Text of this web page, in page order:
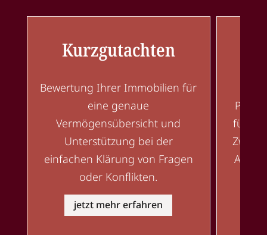
Kurzgutachten
Bewertung Ihrer Immobilien für
eine genaue
Vermögensübersicht und
Unterstützung bei der
einfachen Klärung von Fragen
oder Konflikten.
jetzt mehr erfahren
für